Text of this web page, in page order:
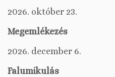
2026. október 23.
Megemlékezés
2026. december 6.
Falumikulás